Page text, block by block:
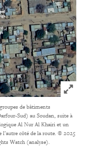
Click to
de bâtiments
Sud) au Soudan, suite à
Al Nur Al Khairi et un
côté de la route. © 2025
Watch (analyse).